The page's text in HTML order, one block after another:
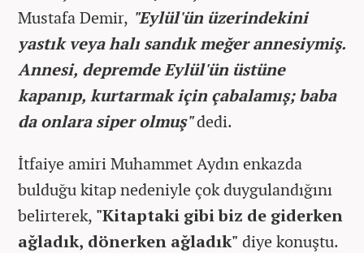
Mustafa Demir, "Eylül'ün üzerindekini
yastık veya halı sandık meğer annesiymiş.
Annesi, depremde Eylül'ün üstüne
kapanıp, kurtarmak için çabalamış; baba
da onlara siper olmuş"dedi.
İtfaiye amiri Muhammet Aydın enkazda
bulduğu kitap nedeniyle çok duygulandığını
belirterek, "Kitaptaki gibi biz de giderken
ağladık, dönerken ağladık" diye konuştu.